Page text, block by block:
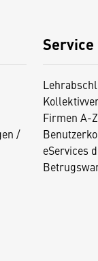
/
Service
Firmen A-Z
eServices